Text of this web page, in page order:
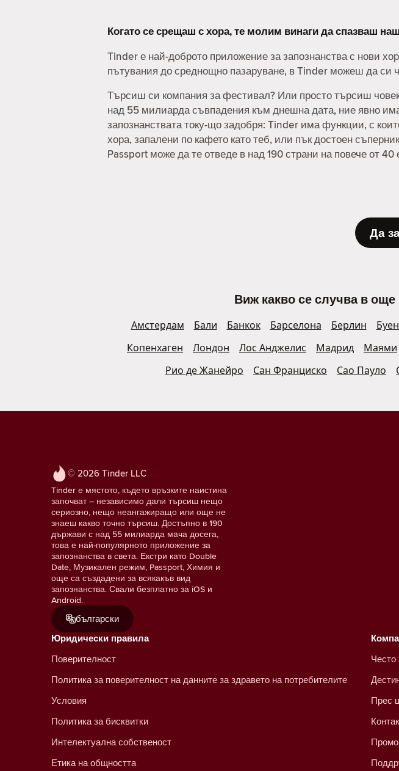
Когато се срещаш с хора, те молим винаги да спазваш
Tinder е най-доброто приложение за запознанства с нови
пътувания до среднощно пазаруване, в Tinder можеш да си
Търсиш си компания за фестивал? Или просто търсиш
над 55 милиарда съвпадения към днешна дата, ние явно
запознанствата току-що задобря: Tinder има функции, с
хора, запалени по кафето като теб, или пък достоен
Passport може да те отведе в над 190 страни на повече от
Да
Виж какво се случва в
Амстердам Бали Банкок Барселона Берлин
Копенхаген
Лондон Лос Анджелис Мадрид Маями
Рио де Жанейро
Сан Франциско Сао Пауло
© 2026 Tinder LLC
Tinder е мястото, където връзките наистина
започват – независимо дали търсиш нещо
сериозно, нещо неангажиращо или още не
знаеш какво точно търсиш. Достъпно в 190
държави с над 55 милиарда мача досега,
това е най-популярното приложение за
запознанства в света. Екстри като Double
Date, Музикален режим, Passport, Химия и
още са създадени за всякакъв вид
запознанства. Свали безплатно за iOS и
Android.
български
Юридически правила
Поверителност
Политика за поверителност на данните за здравето на потребителите
Условия
Политика за бисквитки
Интелектуална собственост
Етика на общността
Често
Прес